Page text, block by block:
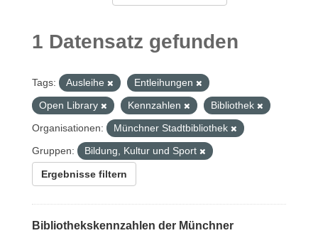
1 Datensatz gefunden
Tags: Ausleihe
Entleihungen
Open Library
Kennzahlen
Bibliothek
Organisationen:
Münchner Stadtbibliothek
Gruppen:
Bildung, Kultur und Sport
Ergebnisse filtern
Bibliothekskennzahlen der Münchner